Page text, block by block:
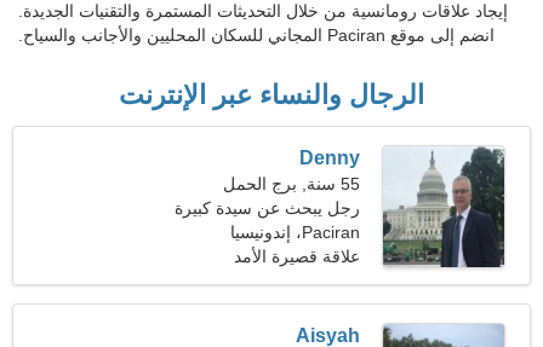
إيجاد علاقات رومانسية من خلال التحديثات المستمرة والتقنيات الجديدة.
انضم إلى موقع Paciran المجاني للسكان المحليين والأجانب والسياح.
الرجال والنساء عبر الإنترنت
Denny
55 سنة, برج الحمل
رجل يبحث عن سيدة كبيرة
43-51
Paciran، إندونيسيا
علاقة قصيرة الأمد
Aisyah